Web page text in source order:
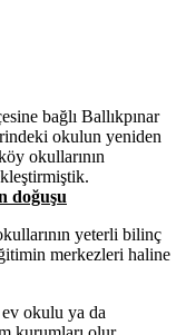
bağlı Ballıkpınar
okulun yeniden
okullarının
doğuşu
yeterli bilinç
merkezleri haline
okulu ya da